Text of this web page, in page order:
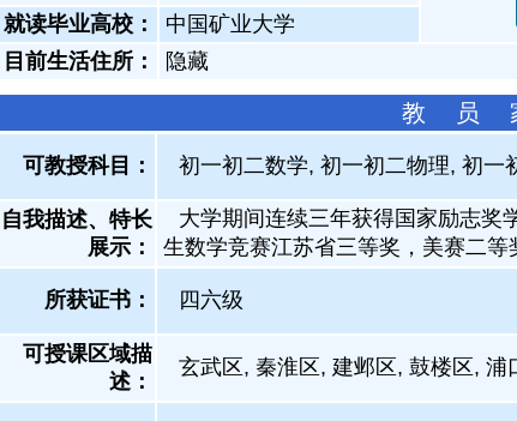
就读毕业高校：
中国矿业大学
目前生活住所：
隐藏
教 员
可教授科目： 初一初二数学, 初一初二物理, 初一
自我描述、特长
展示 ：
大学期间连续三年获得国家励志奖
生数学竞赛江苏省三等奖，美赛二等
所获证书 ： 四六级
可授课区域描
述：
玄武区, 秦淮区, 建邺区, 鼓楼区,